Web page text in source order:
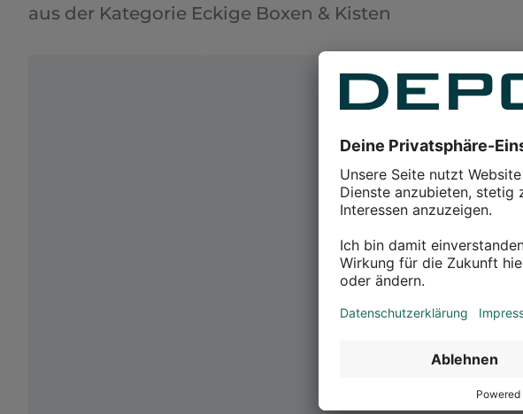
aus der Kategorie Eckige Boxen & Kisten